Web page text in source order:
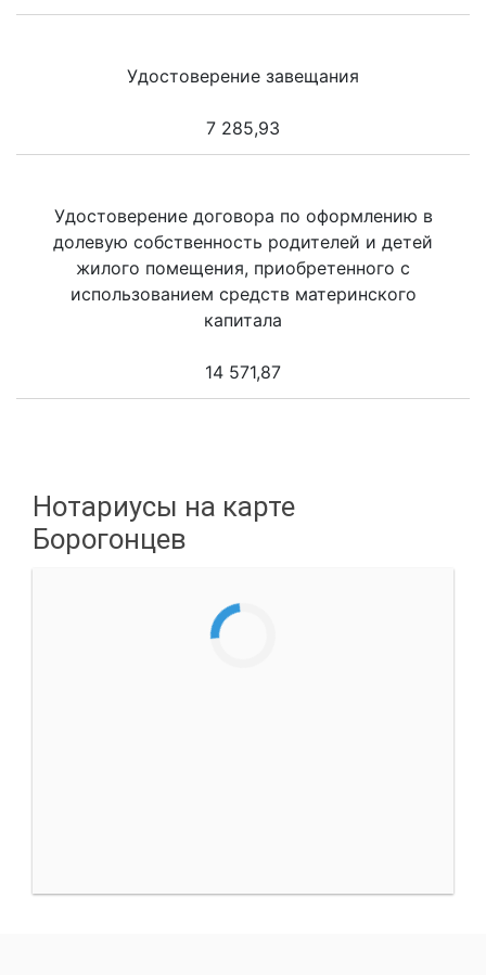
Удостоверение завещания
7 285,93
Удостоверение договора по оформлению в
долевую собственность родителей и детей
жилого помещения, приобретенного с
использованием средств материнского
капитала
14 571,87
Нотариусы на карте
Борогонцев